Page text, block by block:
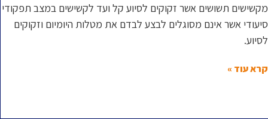
מקשישים תשושים אשר זקוקים לסיוע קל ועד לקשישים במצב תפקודי
סיעודי אשר אינם מסוגלים לבצע לבדם את מטלות היומיום וזקוקים
לסיוע.
קרא עוד »